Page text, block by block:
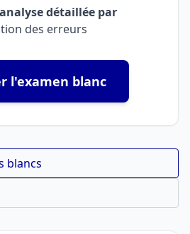
analyse détaillée par
des erreurs
l'examen blanc
blancs